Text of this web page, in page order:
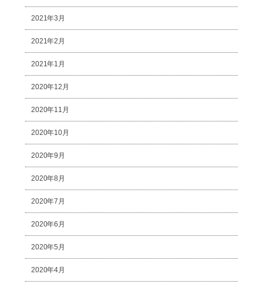
2021年3月
2021年2月
2021年1月
2020年12月
2020年11月
2020年10月
2020年9月
2020年8月
2020年7月
2020年6月
2020年5月
2020年4月